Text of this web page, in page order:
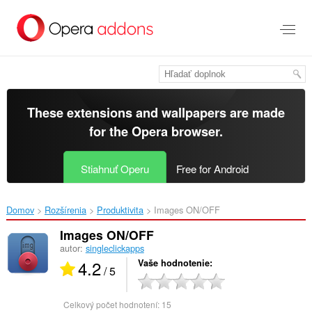
hlavný
These extensions and wallpapers are made
for theOpera browser.
Stiahnuť Operu Free for Android
Domov Rozšírenia Produktivita Images ON/OFF‎
Images ON/OFF
autor: singleclickapps
4.2/ 5 Vaše hodnotenie
Celkový počet hodnotení: 15